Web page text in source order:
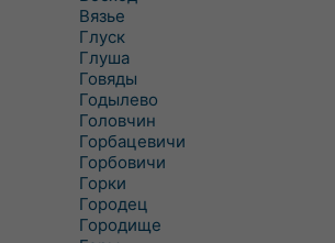
Вязье
Глуск
Глуша
Говяды
Годылево
Головчин
Горбацевичи
Горбовичи
Горки
Городец
Городище